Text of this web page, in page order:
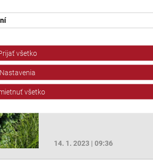
všetko
Nastavenia
všetko Plektrant a
14. 1. 2023 | 09:36